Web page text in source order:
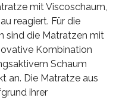
mit Viscoschaum,
reagiert. Für die
sind die Matratzen mit
Kombination
Schaum
an. Die Matratze aus
ihrer